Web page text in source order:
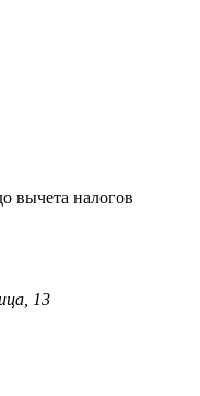
вычета налогов
13